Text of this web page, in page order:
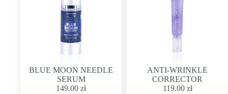
BLUE MOON NEEDLE
SERUM
149.00 zł
ANTI-WRINKLE
CORRECTOR
119.00 zł